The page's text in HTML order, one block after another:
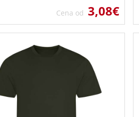
Cena od 3,08€